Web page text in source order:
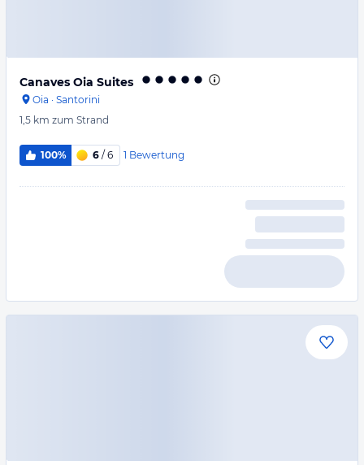
Canaves Oia Suites
Oia · Santorini
1,5 km zum Strand
100% 6 / 6 1 Bewertung